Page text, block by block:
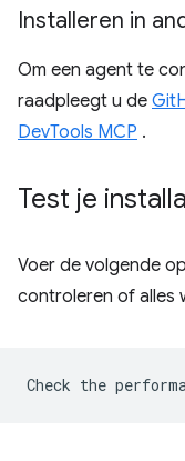
Installeren in
Om een ​​agent te
raadpleegt u de
DevTools MCP .
Test je
Voer de volgende
controleren of alles